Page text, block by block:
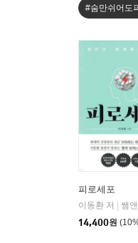
#숨만쉬어도
피로세포
이동환 저
쌤
14,400원